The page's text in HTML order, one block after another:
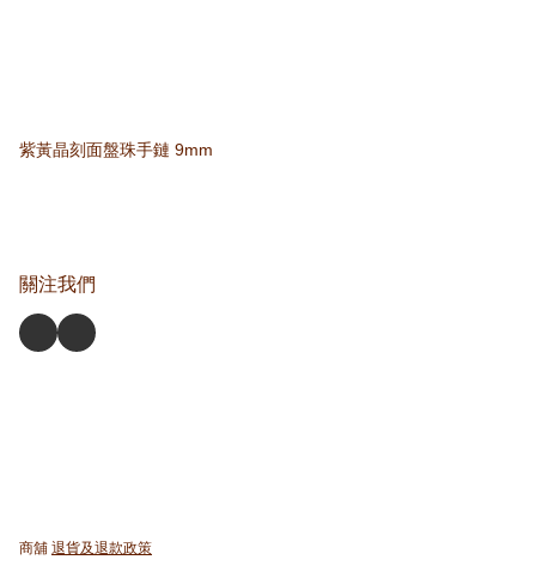
紫黃晶刻面盤珠手鏈 9mm
關注我們
商舖 退貨及退款政策